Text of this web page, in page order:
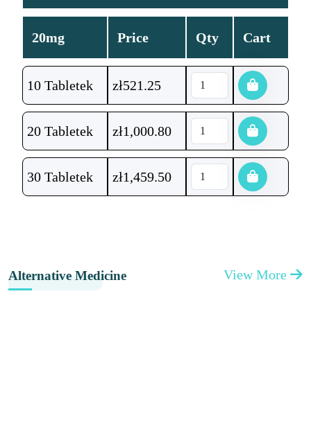
20mg Price Qty Cart
10 Tabletek zł521.25
20 Tabletek zł1,000.80
30 Tabletek zł1,459.50
Alternative Medicine View More